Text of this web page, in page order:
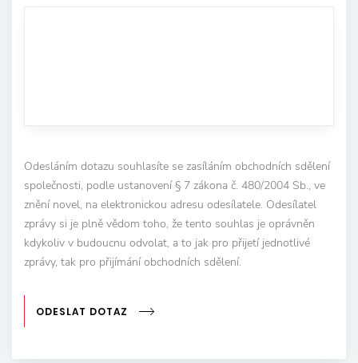
Odesláním dotazu souhlasíte se zasíláním obchodních sdělení
společnosti, podle ustanovení § 7 zákona č. 480/2004 Sb., ve
znění novel, na elektronickou adresu odesílatele. Odesílatel
zprávy si je plně vědom toho, že tento souhlas je oprávněn
kdykoliv v budoucnu odvolat, a to jak pro přijetí jednotlivé
zprávy, tak pro přijímání obchodních sdělení.
ODESLAT DOTAZ